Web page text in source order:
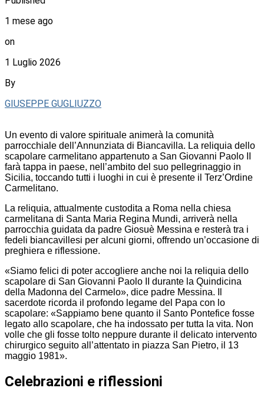
1 mese ago
on
1 Luglio 2026
By
GIUSEPPE GUGLIUZZO
Un evento di valore spirituale animerà la comunità
parrocchiale dell’Annunziata di Biancavilla. La reliquia dello
scapolare carmelitano appartenuto a San Giovanni Paolo II
farà tappa in paese, nell’ambito del suo pellegrinaggio in
Sicilia, toccando tutti i luoghi in cui è presente il Terz’Ordine
Carmelitano.
La reliquia, attualmente custodita a Roma nella chiesa
carmelitana di Santa Maria Regina Mundi, arriverà nella
parrocchia guidata da padre Giosuè Messina e resterà tra i
fedeli biancavillesi per alcuni giorni, offrendo un’occasione di
preghiera e riflessione.
«Siamo felici di poter accogliere anche noi la reliquia dello
scapolare di San Giovanni Paolo II durante la Quindicina
della Madonna del Carmelo», dice padre Messina. Il
sacerdote ricorda il profondo legame del Papa con lo
scapolare: «Sappiamo bene quanto il Santo Pontefice fosse
legato allo scapolare, che ha indossato per tutta la vita. Non
volle che gli fosse tolto neppure durante il delicato intervento
chirurgico seguito all’attentato in piazza San Pietro, il 13
maggio 1981».
Celebrazioni e riflessioni